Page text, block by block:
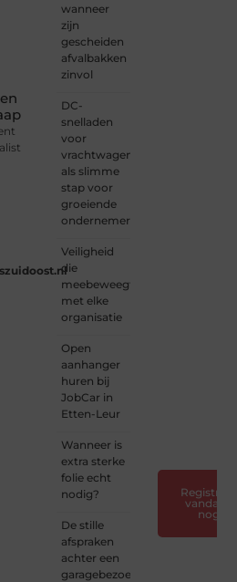
wanneer
zijn
gescheiden
afvalbakken
zinvol
DC-
snelladen
voor
vrachtwagens
als slimme
stap voor
groeiende
ondernemers
Veiligheid
die
meebeweegt
met elke
organisatie
Open
aanhanger
huren bij
JobCar in
Etten-Leur
Wanneer is
extra sterke
folie echt
nodig?
De stille
afspraken
achter een
garagebezoek
Registreer
vandaag
nog